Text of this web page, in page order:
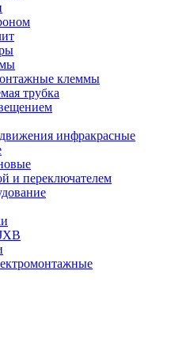
клеммы
трубка
инфракрасные
и переключателем